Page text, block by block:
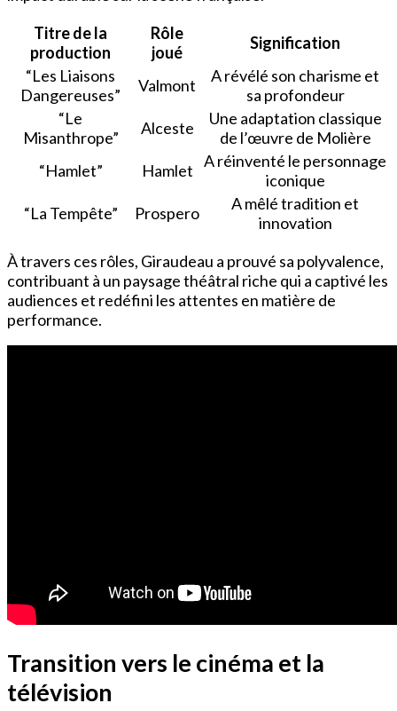
Titre de la
production
Rôle
joué
Signification
“Les Liaisons
Dangereuses”
Valmont
A révélé son charisme et
sa profondeur
“Le
Misanthrope”
Alceste
Une adaptation classique
de l’œuvre de Molière
“Hamlet”
Hamlet A réinventé le personnage
iconique
“La Tempête”
Prospero
A mêlé tradition et
innovation
À travers ces rôles, Giraudeau a prouvé sa polyvalence,
contribuant à un paysage théâtral riche qui a captivé les
audiences et redéfini les attentes en matière de
performance.
Transition vers le cinéma et la
télévision